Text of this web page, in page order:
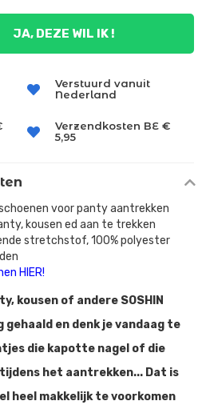
JA, DEZE WIL IK !
Verstuurd vanuit
Nederland
Verzendkosten BE €
5,95
voor panty aantrekken
kousen ed aan te trekken
stretchstof, 100% polyester
HIER!
kousen of andere SOSHIN
en denk je vandaag te
die kapotte nagel of die
het aantrekken... Dat is
heel makkelijk te voorkomen